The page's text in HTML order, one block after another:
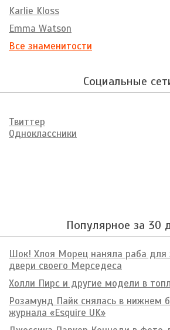
Karlie Kloss
Emma Watson
Все знаменитости
Социальные
Твиттер
Одноклассники
Популярное за 30
Шок! Хлоя Морец наняла раба для
двери своего Мерседеса
Холли Пирс и другие модели в
Розамунд Пайк снялась в нижнем
журнала «Esquire UK»